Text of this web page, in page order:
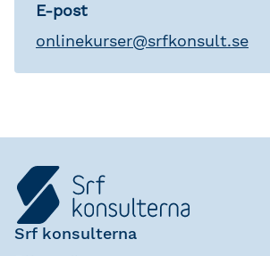
E-post
onlinekurser@srfkonsult.se
Srf konsulterna